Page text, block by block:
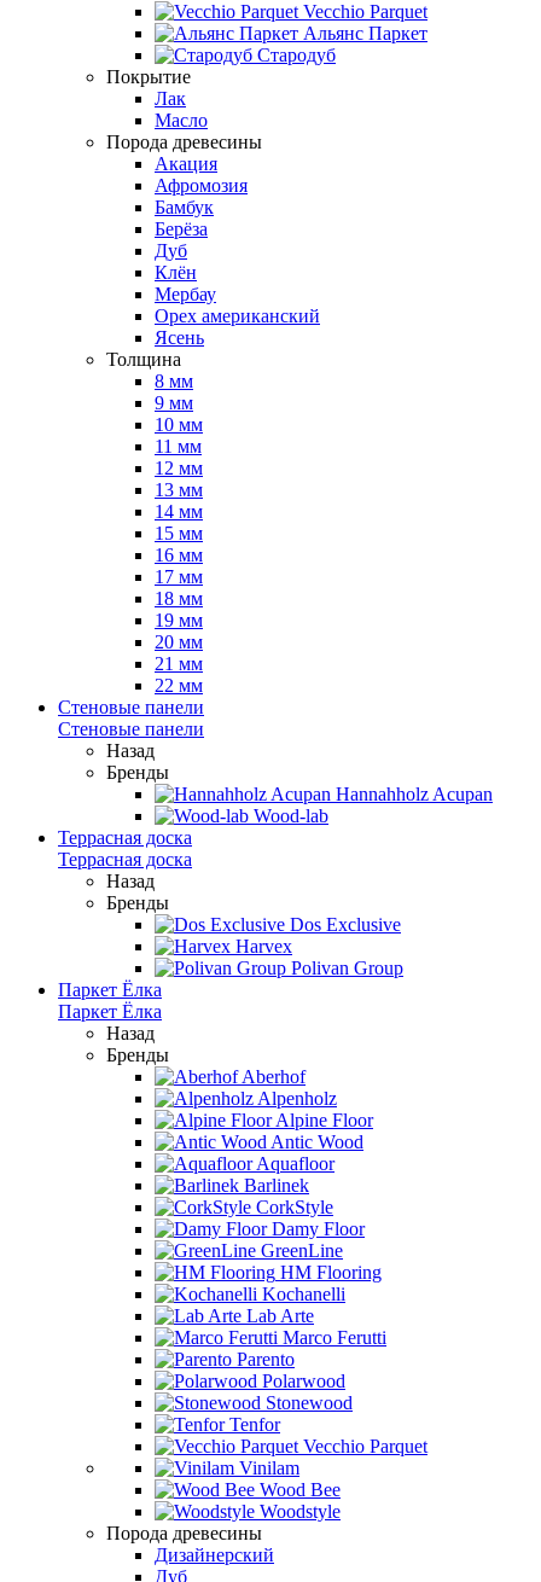
Vecchio Parquet
Альянс Паркет
Стародуб
Покрытие
Лак
Масло
Порода древесины
Акация
Афромозия
Бамбук
Берёза
Дуб
Клён
Мербау
Орех американский
Ясень
Толщина
8 мм
9 мм
10 мм
11 мм
12 мм
13 мм
14 мм
15 мм
16 мм
17 мм
18 мм
19 мм
20 мм
21 мм
22 мм
Стеновые панели
Стеновые панели
Назад
Бренды
Hannahholz Acupan
Wood-lab
Террасная доска
Террасная доска
Назад
Бренды
Dos Exclusive
Harvex
Polivan Group
Паркет Ёлка
Паркет Ёлка
Назад
Бренды
Aberhof
Alpenholz
Alpine Floor
Antic Wood
Aquafloor
Barlinek
CorkStyle
Damy Floor
GreenLine
HM Flooring
Kochanelli
Lab Arte
Marco Ferutti
Parento
Polarwood
Stonewood
Tenfor
Vecchio Parquet
Vinilam
Wood Bee
Woodstyle
Порода древесины
Дизайнерский
Дуб